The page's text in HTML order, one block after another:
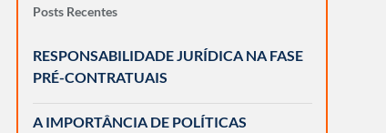
Posts Recentes
RESPONSABILIDADE JURÍDICA NA FASE
PRÉ-CONTRATUAIS
A IMPORTÂNCIA DE POLÍTICAS